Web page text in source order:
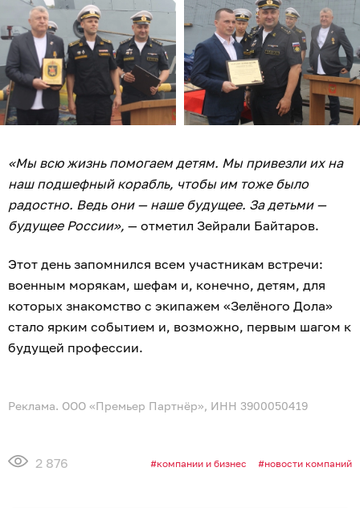
«Мы всю жизнь помогаем детям. Мы привезли их на
наш подшефный корабль, чтобы им тоже было
радостно. Ведь они — наше будущее. За детьми —
будущее России», — отметил Зейрали Байтаров.
Этот день запомнился всем участникам встречи:
военным морякам, шефам и, конечно, детям, для
которых знакомство с экипажем «Зелёного Дола»
стало ярким событием и, возможно, первым шагом к
будущей профессии.
Реклама. ООО «Премьер Партнёр», ИНН 3900050419
2 876 компании и бизнес новости компаний